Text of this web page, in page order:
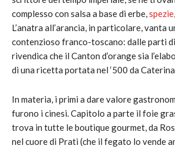
complesso con salsa a base di erbe,spezie,
L’anatra all’arancia, in particolare, vanta
contenzioso franco-toscano: dalle parti
rivendica che il Canton d’orange sia
di una ricetta portata nel ‘500 da Caterina
In materia, i primi a dare valore
furono i cinesi. Capitolo a parte il foie
trova in tutte le boutique gourmet, da
nel cuore di Prati (che il fegato lo vende